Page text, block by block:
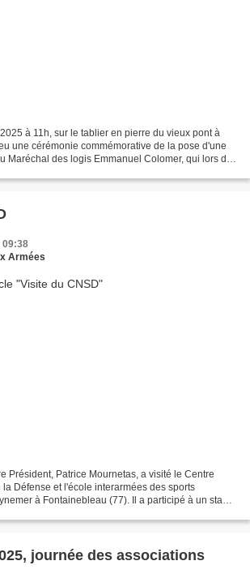
à 11h, sur le tablier en pierre du vieux pont à
une cérémonie commémorative de la pose d'une
Maréchal des logis Emmanuel Colomer, qui lors des
09:38
Armées
Président, Patrice Mournetas, a visité le Centre
Défense et l'école interarmées des sports
à Fontainebleau (77). Il a participé à un stage
journée des associations